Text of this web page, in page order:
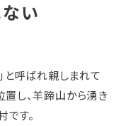
い
と呼ばれ親しまれて
置し、羊蹄山から湧き
す。